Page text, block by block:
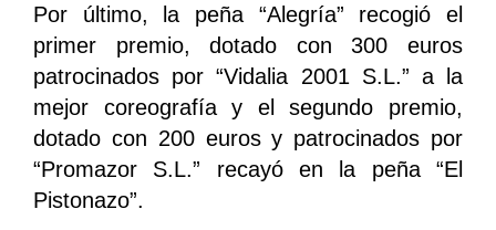
Por último, la peña “Alegría” recogió el
primer premio, dotado con 300 euros
patrocinados por “Vidalia 2001 S.L.” a la
mejor coreografía y el segundo premio,
dotado con 200 euros y patrocinados por
“Promazor S.L.” recayó en la peña “El
Pistonazo”.